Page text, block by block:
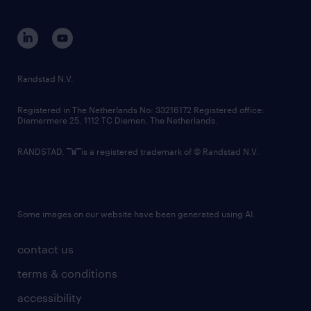
corporate governance
randstad innovation fund
country websites
contact us
terms & conditions
accessibility
Randstad N.V.
Registered in The Netherlands No: 33216172 Registered office:
Diemermere 25, 1112 TC Diemen, The Netherlands.
RANDSTAD, is a registered trademark of © Randstad N.V.
Some images on our website have been generated using AI.